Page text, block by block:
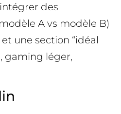
des
A vs modèle B)
une section “idéal
gaming léger,